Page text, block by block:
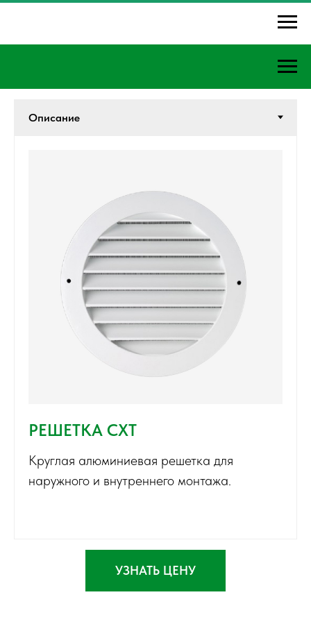
РЕШЕТКА CXT
Круглая алюминиевая решетка для
наружного и внутреннего монтажа.
УЗНАТЬ ЦЕНУ